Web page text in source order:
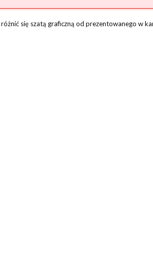
się szatą graficzną od prezentowanego w